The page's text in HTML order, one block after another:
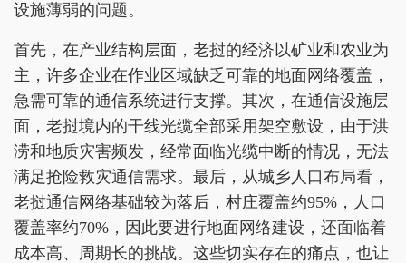
设施薄弱的问题。
首先，在产业结构层面，老挝的经济以矿业和农业为
主，许多企业在作业区域缺乏可靠的地面网络覆盖，
急需可靠的通信系统进行支撑。其次，在通信设施层
面，老挝境内的干线光缆全部采用架空敷设，由于洪
涝和地质灾害频发，经常面临光缆中断的情况，无法
满足抢险救灾通信需求。最后，从城乡人口布局看，
老挝通信网络基础较为落后，村庄覆盖约95%，人口
覆盖率约70%，因此要进行地面网络建设，还面临着
成本高、周期长的挑战。这些切实存在的痛点，也让